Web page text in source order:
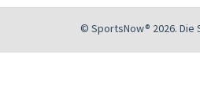
© SportsNow® 2026. Die